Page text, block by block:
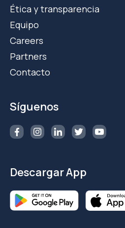
Ética y transparencia
Equipo
Careers
Partners
Contacto
Síguenos
Descargar App